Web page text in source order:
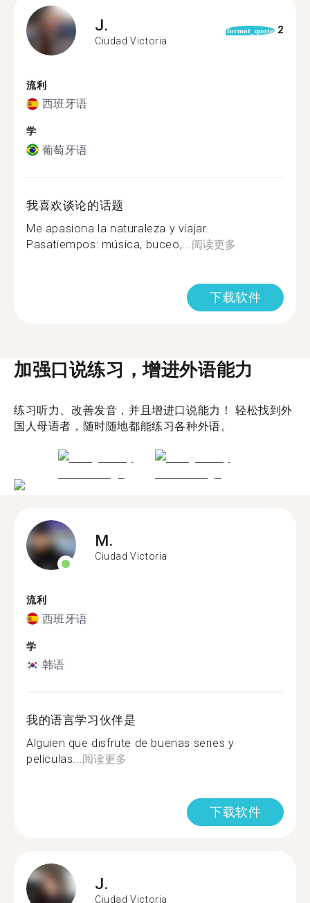
J.
Ciudad Victoria
format_quote 2
流利
西班牙语
学
葡萄牙语
我喜欢谈论的话题
Me apasiona la naturaleza y viajar.
Pasatiempos: música, buceo,... 阅读更多
下载软件
加强口说练习，增进外语能力
练习听力、改善发音，并且增进口说能力！ 轻松找到外
国人母语者，随时随地都能练习各种外语。
M.
Ciudad Victoria
流利
西班牙语
学
韩语
我的语言学习伙伴是
Alguien que disfrute de buenas series y
películas...阅读更多
下载软件
J.
Ciudad Victoria